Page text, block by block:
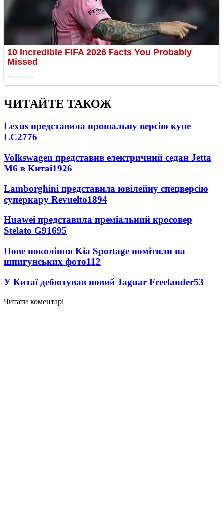
ЧИТАЙТЕ ТАКОЖ
Lexus представила прощальну версію купе
LC2776
Volkswagen представив електричний седан Jetta
M6 в Китаї1926
Lamborghini представила ювілейну спецверсію
суперкару Revuelto1894
Huawei представила преміальний кросовер
Stelato G91695
Нове покоління Kia Sportage помітили на
шпигунських фото112
У Китаї дебютував новий Jaguar Freelander53
Читати коментарі